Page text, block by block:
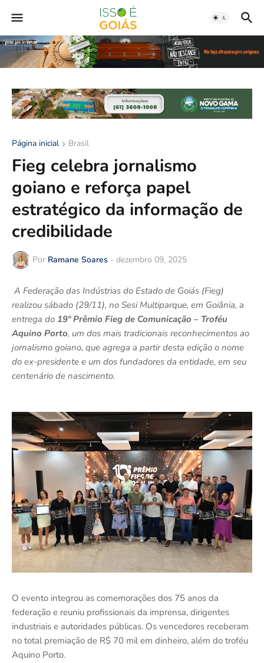
Página inicial Brasil
Fieg celebra jornalismo
goiano e reforça papel
estratégico da informação de
credibilidade
Por Ramane Soares - dezembro 09, 2025
A Federação das Indústrias do Estado de Goiás (Fieg)
realizou sábado (29/11), no Sesi Multiparque, em Goiânia, a
entrega do 19º Prêmio Fieg de Comunicação – Troféu
Aquino Porto, um dos mais tradicionais reconhecimentos ao
jornalismo goiano, que agrega a partir desta edição o nome
do ex-presidente e um dos fundadores da entidade, em seu
centenário de nascimento.
O evento integrou as comemorações dos 75 anos da
federação e reuniu profissionais da imprensa, dirigentes
industriais e autoridades públicas. Os vencedores receberam
no total premiação de R$ 70 mil em dinheiro, além do troféu
Aquino Porto.